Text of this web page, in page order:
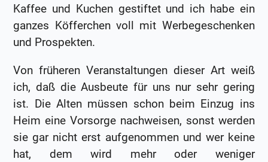
Kaffee und Kuchen gestiftet und ich habe ein
ganzes Köfferchen voll mit Werbegeschenken
und Prospekten.
Von früheren Veranstaltungen dieser Art weiß
ich, daß die Ausbeute für uns nur sehr gering
ist. Die Alten müssen schon beim Einzug ins
Heim eine Vorsorge nachweisen, sonst werden
sie gar nicht erst aufgenommen und wer keine
hat, dem wird mehr oder weniger